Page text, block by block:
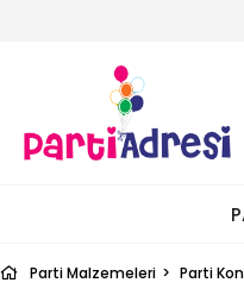
Parti Malzemeleri Parti